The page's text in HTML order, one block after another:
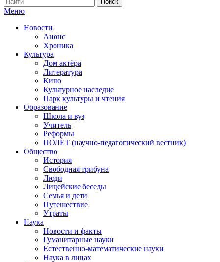
Меню
Новости
Анонс
Хроника
Культура
Дом актёра
Литература
Кино
Культурное наследие
Парк культуры и чтения
Образование
Школа и вуз
Учитель
Реформы
ПОЛЁТ (научно-педагогический вестник)
Общество
История
Свободная трибуна
Люди
Лицейские беседы
Семья и дети
Путешествие
Утраты
Наука
Новости и факты
Гуманитарные науки
Естественно-математические науки
Наука в лицах